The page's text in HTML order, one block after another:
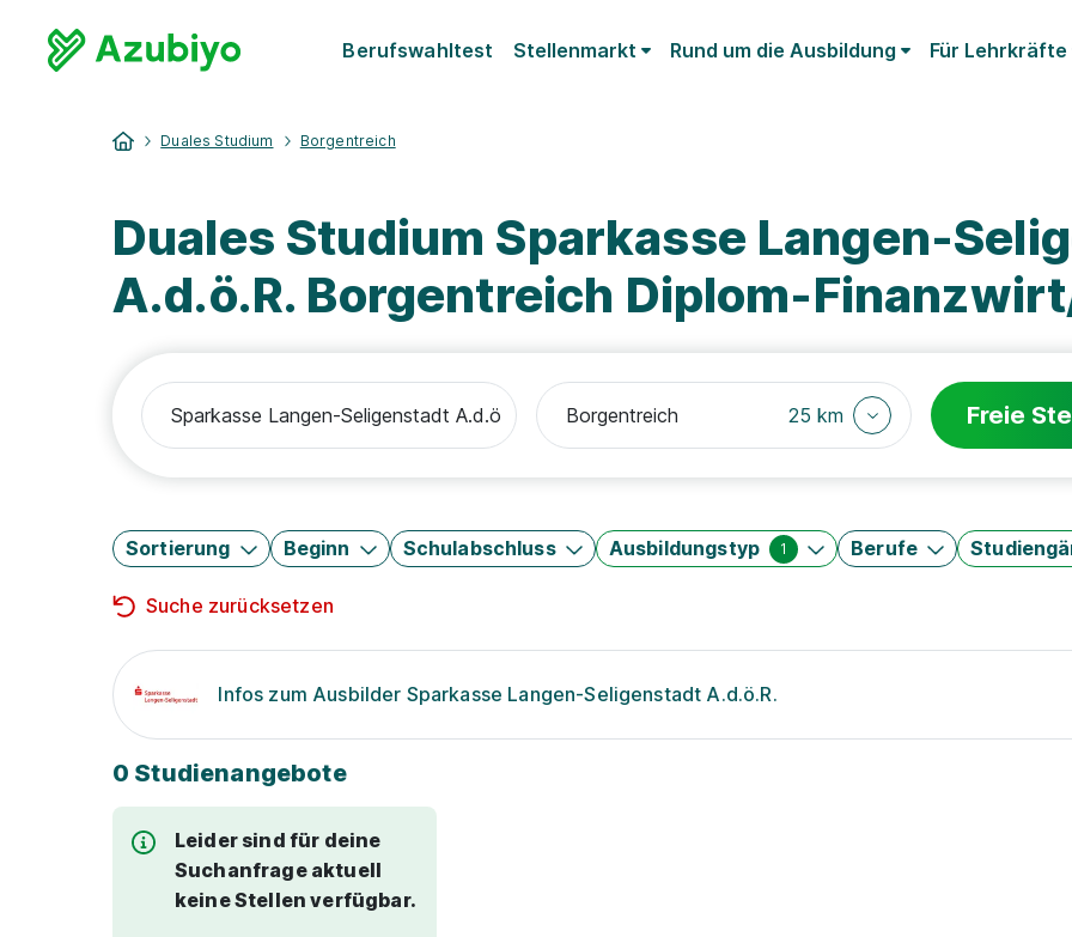
Berufswahltest Stellenmarkt Rund um die Ausbildung Für Lehrkräfte
Duales Studium Borgentreich
Duales Studium Sparkasse Langen-
A.d.ö.R. Borgentreich Diplom-
25 km Freie
Sortierung Beginn Schulabschluss Ausbildungstyp 1 Berufe
Suche zurücksetzen
Infos zum Ausbilder Sparkasse Langen-Seligenstadt A.d.ö.R.
0 Studienangebote
Leider sind für deine
Suchanfrage aktuell
keine Stellen verfügbar.